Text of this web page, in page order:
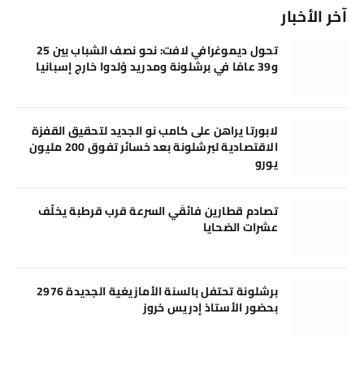
آخر الأخبار
تحول ديموغرافي لافت: نحو نصف الشباب بين 25
و39 عامًا في برشلونة ومدريد وُلدوا خارج إسبانيا
لابورتا يراهن على كامب نو الجديد لتحقيق القفزة
الاقتصادية لبرشلونة بعد خسائر تفوق 200 مليون
يورو
تصادم قطارين فائقَي السرعة قرب قرطبة يخلّف
عشرات الضحايا
برشلونة تحتفل بالسنة الأمازيغية الجديدة 2976
بحضور الأستاذ إدريس خروز